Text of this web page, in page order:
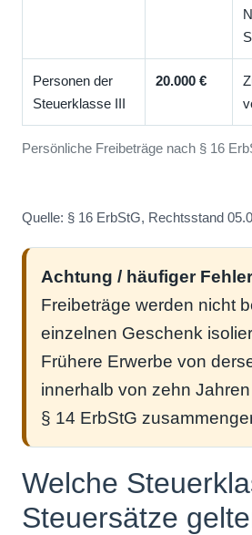
Persönliche Freibeträge nach § 16
Personen der
Steuerklasse III
20.000 €
Quelle: § 16 ErbStG, Rechtsstand
Achtung / häufiger
Freibeträge werden nicht
einzelnen Geschenk
Frühere Erwerbe von
innerhalb von zehn
§ 14 ErbStG
Welche
Steuersätze